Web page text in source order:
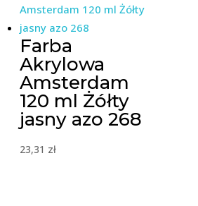
Farba
Akrylowa
Amsterdam
120 ml Żółty
jasny azo 268
23,31 zł